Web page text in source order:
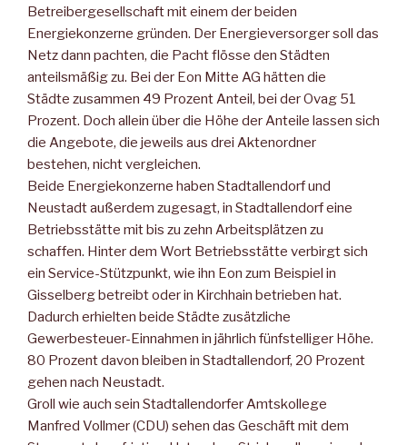
Betreibergesellschaft mit einem der beiden
Energiekonzerne gründen. Der Energieversorger soll das
Netz dann pachten, die Pacht flösse den Städten
anteilsmäßig zu. Bei der Eon Mitte AG hätten die
Städte zusammen 49 Prozent Anteil, bei der Ovag 51
Prozent. Doch allein über die Höhe der Anteile lassen sich
die Angebote, die jeweils aus drei Aktenordner
bestehen, nicht vergleichen.
Beide Energiekonzerne haben Stadtallendorf und
Neustadt außerdem zugesagt, in Stadtallendorf eine
Betriebsstätte mit bis zu zehn Arbeitsplätzen zu
schaffen. Hinter dem Wort Betriebsstätte verbirgt sich
ein Service-Stützpunkt, wie ihn Eon zum Beispiel in
Gisselberg betreibt oder in Kirchhain betrieben hat.
Dadurch erhielten beide Städte zusätzliche
Gewerbesteuer-Einnahmen in jährlich fünfstelliger Höhe.
80 Prozent davon bleiben in Stadtallendorf, 20 Prozent
gehen nach Neustadt.
Groll wie auch sein Stadtallendorfer Amtskollege
Manfred Vollmer (CDU) sehen das Geschäft mit dem